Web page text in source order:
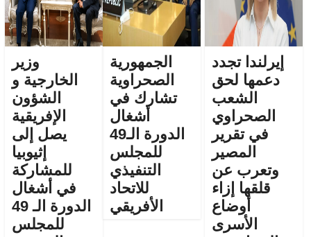
إيرلندا تجدد
دعمها لحق
الشعب
الصحراوي
في تقرير
المصير
وتعرب عن
قلقها إزاء
أوضاع
الأسرى
الجمهورية
الصحراوية
تشارك في
أشغال
الدورة الـ49
للمجلس
التنفيذي
للاتحاد
الأفريقي
وزير
الخارجية و
الشؤون
الإفريقية
يصل إلى
إثيوبيا
للمشاركة
في أشغال
الدورة الـ 49
للمجلس